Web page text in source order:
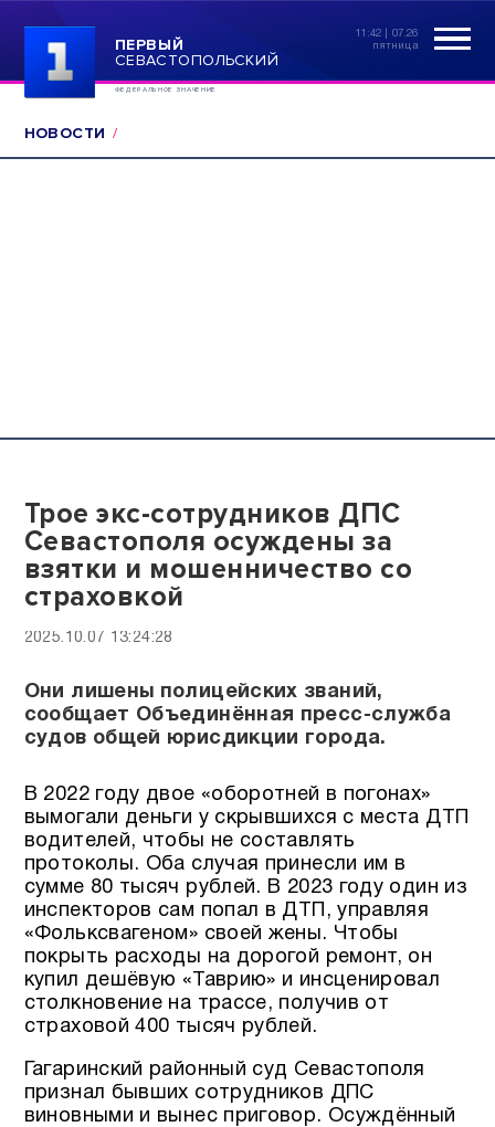
ПЕРВЫЙ
СЕВАСТОПОЛЬСКИЙ
ФЕДЕРАЛЬНОЕ ЗНАЧЕНИЕ
11:42 | 07.26
пятница
НОВОСТИ
Трое экс-сотрудников ДПС
Севастополя осуждены за
взятки и мошенничество со
страховкой
2025.10.07 13:24:28
Они лишены полицейских званий,
сообщает Объединённая пресс-служба
судов общей юрисдикции города.
В 2022 году двое «оборотней в погонах»
вымогали деньги у скрывшихся с места ДТП
водителей, чтобы не составлять
протоколы. Оба случая принесли им в
сумме 80 тысяч рублей. В 2023 году один из
инспекторов сам попал в ДТП, управляя
«Фольксвагеном» своей жены. Чтобы
покрыть расходы на дорогой ремонт, он
купил дешёвую «Таврию» и инсценировал
столкновение на трассе, получив от
страховой 400 тысяч рублей.
Гагаринский районный суд Севастополя
признал бывших сотрудников ДПС
виновными и вынес приговор. Осуждённый